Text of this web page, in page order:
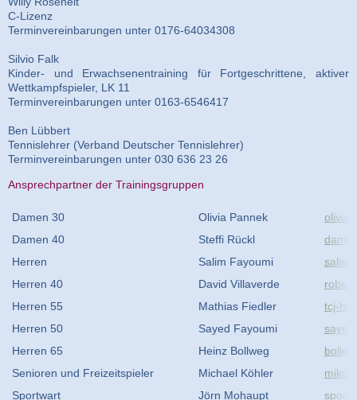
C-Lizenz
Terminvereinbarungen unter 0176-64034308
Silvio Falk
Kinder- und Erwachsenentraining für Fortgeschrittene, aktiver
Wettkampfspieler, LK 11
Terminvereinbarungen unter 0163-6546417
Ben Lübbert
Tennislehrer (Verband Deutscher Tennislehrer)
Terminvereinbarungen unter 030 636 23 26
Ansprechpartner der Trainingsgruppen
Damen 30 Olivia Pannek
Damen 40
Steffi Rückl
Herren
Salim Fayoumi
Herren 40
David Villaverde
Herren 55
Mathias Fiedler
tcj-
Herren 50
Sayed Fayoumi
Herren 65
Heinz Bollweg
Senioren und Freizeitspieler
Michael Köhler
Sportwart
Jörn Mohaupt